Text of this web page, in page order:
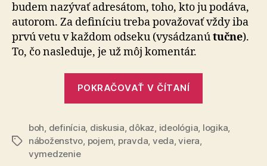
budem nazývať adresátom, toho, kto ju podáva,
autorom. Za definíciu treba považovať vždy iba
prvú vetu v každom odseku (vysádzanútučne).
To, čo nasleduje, je už môj komentár.
POKRAČOVAŤ V ČÍTANÍ
Značky
boh definícia diskusia dôkaz ideológia logika
náboženstvo pojem pravda veda ,viera
vymedzenie